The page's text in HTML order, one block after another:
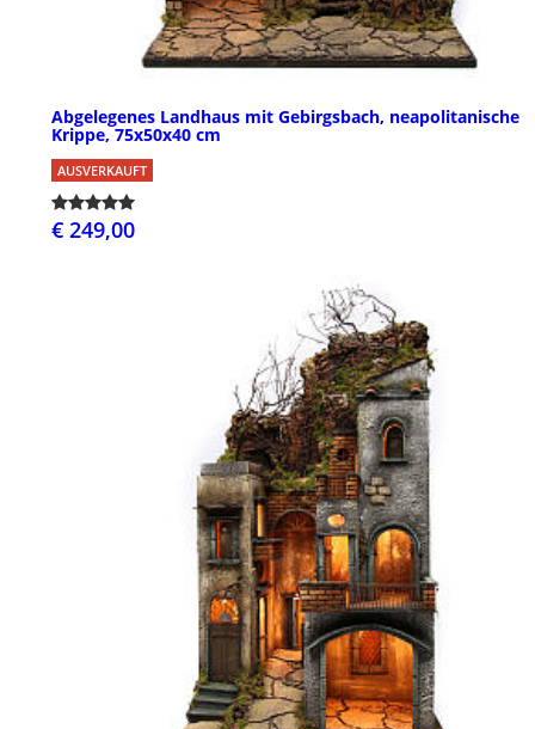
Abgelegenes Landhaus mit Gebirgsbach, neapolitanische
Krippe, 75x50x40 cm
AUSVERKAUFT
€ 249,00